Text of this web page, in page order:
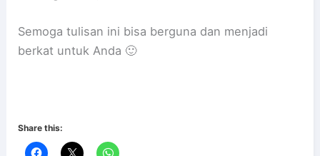
Semoga tulisan ini bisa berguna dan menjadi
berkat untuk Anda 🙂
Share this: